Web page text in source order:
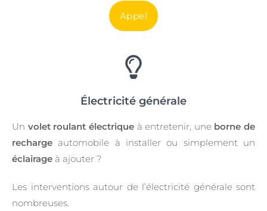
Appel
Électricité générale
Un volet roulant électriqueà entretenir, une borne de
recharge automobile à installer ou simplement un
éclairage à ajouter ?
Les interventions autour de l’électricité générale sont
nombreuses.